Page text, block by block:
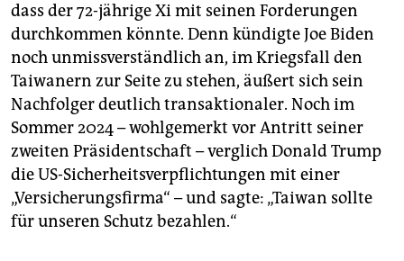
dass der 72-jährige Xi mit seinen Forderungen
durchkommen könnte. Denn kündigte Joe Biden
noch unmissverständlich an, im Kriegsfall den
Taiwanern zur Seite zu stehen, äußert sich sein
Nachfolger deutlich transaktionaler. Noch im
Sommer 2024 – wohlgemerkt vor Antritt seiner
zweiten Präsidentschaft – verglich Donald Trump
die US-Sicherheitsverpflichtungen mit einer
„Versicherungsfirma“ – und sagte: „Taiwan sollte
für unseren Schutz bezahlen.“